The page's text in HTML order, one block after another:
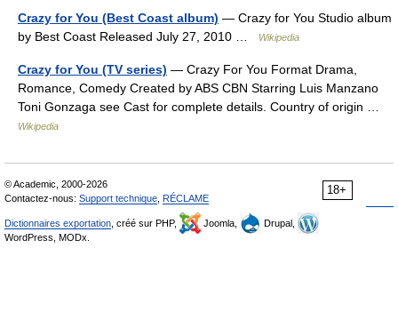
Crazy for You (Best Coast album) — Crazy for You Studio album
by Best Coast Released July 27, 2010 …
Wikipedia
Crazy for You (TV series) — Crazy For You Format Drama,
Romance, Comedy Created by ABS CBN Starring Luis Manzano
Toni Gonzaga see Cast for complete details. Country of origin …
Wikipedia
18+
© Academic, 2000-2026
Contactez-nous: Support technique RÉCLAME
Dictionnaires exportation , créé sur PHP, Joomla,
Drupal,
WordPress, MODx.